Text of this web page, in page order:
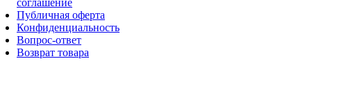
соглашение
Публичная оферта
Конфиденциальность
Вопрос-ответ
Возврат товара